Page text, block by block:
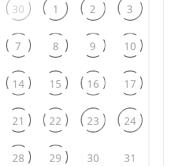
30 1 2 3
7 8 9 10
14 15 16 17
21 22 23 24
28 29 30 31